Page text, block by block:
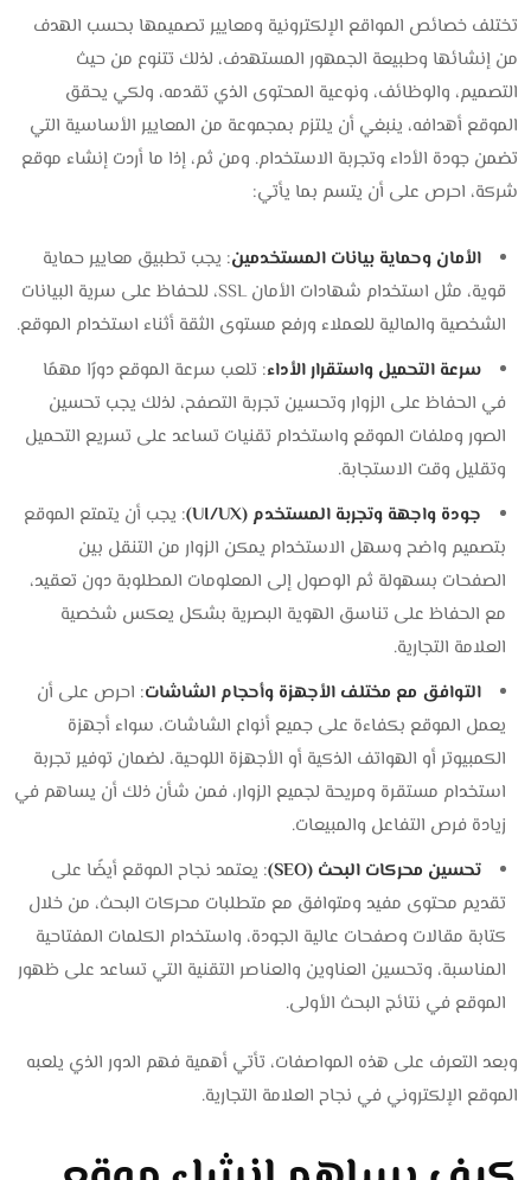
تختلف خصائص المواقع الإلكترونية ومعايير تصميمها بحسب الهدف
من إنشائها وطبيعة الجمهور المستهدف، لذلك تتنوع من حيث
التصميم، والوظائف، ونوعية المحتوى الذي تقدمه، ولكي يحقق
الموقع أهدافه، ينبغي أن يلتزم بمجموعة من المعايير الأساسية التي
تضمن جودة الأداء وتجربة الاستخدام. ومن ثم، إذا ما أردت إنشاء موقع
شركة، احرص على أن يتسم بما يأتي:
الأمان وحماية بيانات المستخدمين: يجب تطبيق معايير حماية
قوية، مثل استخدام شهادات الأمان SSL، للحفاظ على سرية البيانات
الشخصية والمالية للعملاء ورفع مستوى الثقة أثناء استخدام الموقع.
سرعة التحميل واستقرار الأداء: تلعب سرعة الموقع دورًا مهمًا
في الحفاظ على الزوار وتحسين تجربة التصفح، لذلك يجب تحسين
الصور وملفات الموقع واستخدام تقنيات تساعد على تسريع التحميل
وتقليل وقت الاستجابة.
جودة واجهة وتجربة المستخدم (UI/UX)
: يجب أن يتمتع الموقع
بتصميم واضح وسهل الاستخدام يمكن الزوار من التنقل بين
الصفحات بسهولة ثم الوصول إلى المعلومات المطلوبة دون تعقيد،
مع الحفاظ على تناسق الهوية البصرية بشكل يعكس شخصية
العلامة التجارية.
التوافق مع مختلف الأجهزة وأحجام الشاشات: احرص على أن
يعمل الموقع بكفاءة على جميع أنواع الشاشات، سواء أجهزة
الكمبيوتر أو الهواتف الذكية أو الأجهزة اللوحية، لضمان توفير تجربة
استخدام مستقرة ومريحة لجميع الزوار، فمن شأن ذلك أن يساهم في
زيادة فرص التفاعل والمبيعات.
تحسين محركات البحث (SEO)
: يعتمد نجاح الموقع أيضًا على
تقديم محتوى مفيد ومتوافق مع متطلبات محركات البحث، من خلال
كتابة مقالات وصفحات عالية الجودة، واستخدام الكلمات المفتاحية
المناسبة، وتحسين العناوين والعناصر التقنية التي تساعد على ظهور
الموقع في نتائج البحث الأولى.
وبعد التعرف على هذه المواصفات، تأتي أهمية فهم الدور الذي يلعبه
الموقع الإلكتروني في نجاح العلامة التجارية.